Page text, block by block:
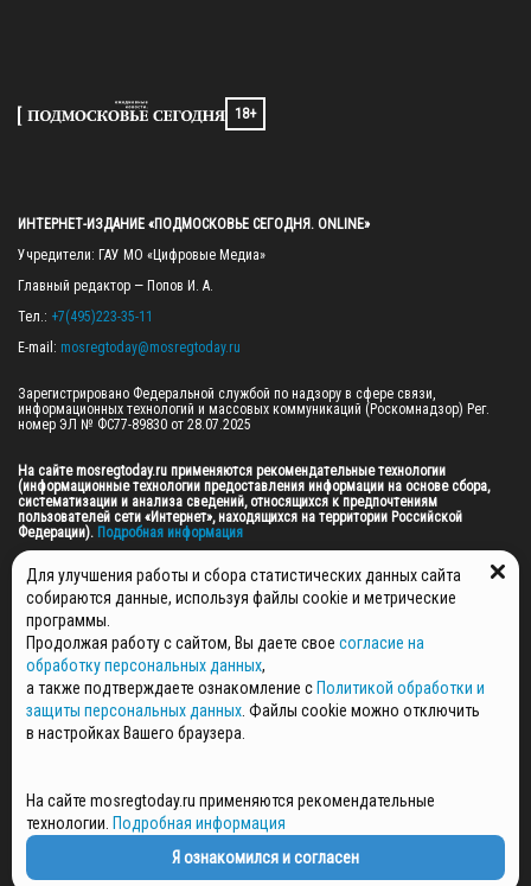
18+
ИНТЕРНЕТ-ИЗДАНИЕ «ПОДМОСКОВЬЕ СЕГОДНЯ. ONLINE»
Учредители: ГАУ МО «Цифровые Медиа»
Главный редактор — Попов И. А.
Тел.: +7(495)223-35-11
E-mail: mosregtoday@mosregtoday.ru
Зарегистрировано Федеральной службой по надзору в сфере связи,
информационных технологий и массовых коммуникаций (Роскомнадзор) Рег.
номер ЭЛ № ФС77-89830 от 28.07.2025
На сайте mosregtoday.ru применяются рекомендательные технологии
(информационные технологии предоставления информации на основе сбора,
систематизации и анализа сведений, относящихся к предпочтениям
пользователей сети «Интернет», находящихся на территории Российской
Федерации). Подробная информация
© 2026 ПРАВА НА ВСЕ МАТЕРИАЛЫ САЙТА ПРИНАДЛЕЖАТ ГАУ МО "ЦИФРОВЫЕ
МЕДИА" (ОГРН: 1255000059467).
ПОЛИТИКА ОБРАБОТКИ И ЗАЩИТЫ ПЕРСОНАЛЬНЫХ ДАННЫХ
НОВОСТИ
ГАЗЕТЫ
РЕКЛАМОДАТЕЛЯМ
СПЕЦПРОЕКТЫ
СТАТЬИ
ПОЛИТИКА КОНФИДЕНЦИАЛЬНОСТИ
Для улучшения работы и сбора статистических данных сайта
собираются данные, используя файлы cookie и метрические
программы.
Продолжая работу с сайтом, Вы даете свое согласие на
обработку персональных данных,
а также подтверждаете ознакомление с Политикой обработки и
защиты персональных данных . Файлы cookie можно отключить
в настройках Вашего браузера.
На сайте mosregtoday.ru применяются рекомендательные
технологии. Подробная информация
Я ознакомился и согласен